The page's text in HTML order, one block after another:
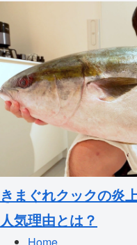
きまぐれクックの炎
人気理由とは？
Home